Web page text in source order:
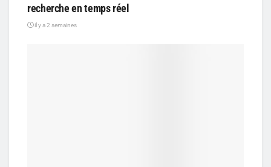
recherche en temps réel
il y a 2 semaines